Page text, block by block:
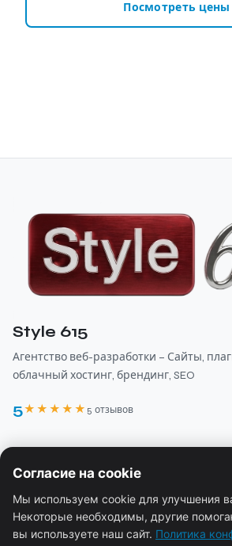
Посмотреть цены
Style 615
Агентство веб-разработки – Сайты,
облачный хостинг, брендинг, SEO
5★★★★★ 5 отзывов
О нас
Услуги
РЕСУРСЫ
Блог
Согласие на cookie
Мы используем cookie для улучшения
Некоторые необходимы, другие
вы используете наш сайт. Политика